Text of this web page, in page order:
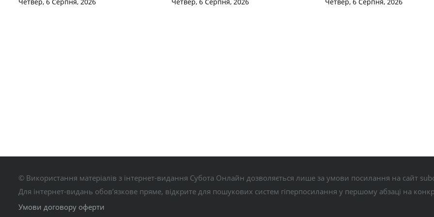
© Використання матеріалів з інтернет-видання Субота Онлайн дозволяється лише за умови посилання на сайт
Для інтернет-видань обов’язкове пряме, відкрите для пошукових систем гіперпосилання у першому абзаці на
Умови договору оферти